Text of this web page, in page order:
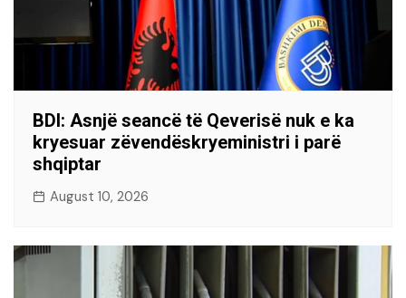
BDI: Asnjë seancë të Qeverisë nuk e ka
kryesuar zëvendëskryeministri i parë
shqiptar
August 10, 2026